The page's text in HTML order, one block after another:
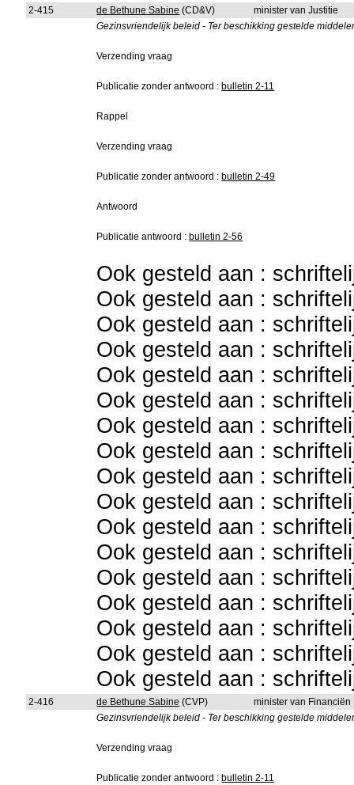
2-415 de Bethune Sabine (CD&V)
minister van Justitie
Gezinsvriendelijk beleid - Ter beschikking gestelde
Verzending vraag
Publicatie zonder antwoord : bulletin 2-11
Rappel
Verzending vraag
Publicatie zonder antwoord : bulletin 2-49
Antwoord
Publicatie antwoord : bulletin 2-56
Ook gesteld aan :
Ook gesteld aan :
Ook gesteld aan :
Ook gesteld aan :
Ook gesteld aan :
Ook gesteld aan :
Ook gesteld aan :
Ook gesteld aan :
Ook gesteld aan :
Ook gesteld aan :
Ook gesteld aan :
Ook gesteld aan :
Ook gesteld aan :
Ook gesteld aan :
Ook gesteld aan :
Ook gesteld aan :
Ook gesteld aan :
2-416 de Bethune Sabine (CVP)
minister van Financiën
Gezinsvriendelijk beleid - Ter beschikking gestelde
Verzending vraag
Publicatie zonder antwoord : bulletin 2-11